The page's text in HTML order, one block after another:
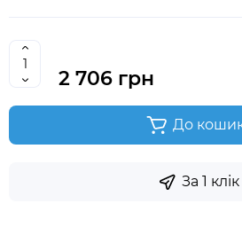
2 706 грн
До
За 1 клік